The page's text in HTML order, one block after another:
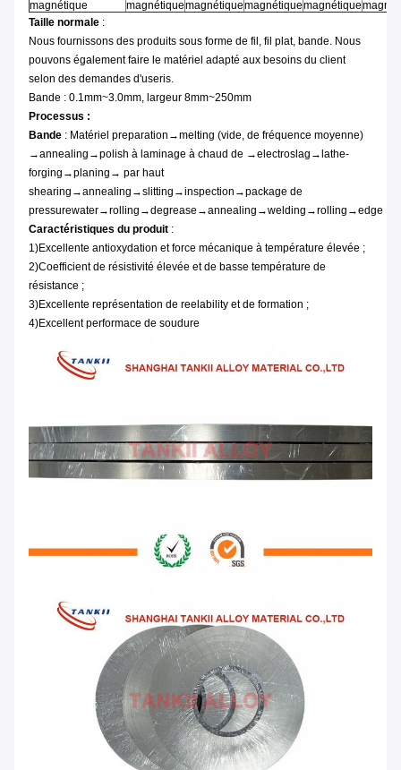
magnétique magnétiquemagnétiquemagnétiquemagnétique
Taille normale :
Nous fournissons des produits sous forme de fil, fil plat, bande. Nous
pouvons également faire le matériel adapté aux besoins du client
selon des demandes d'useris.
Bande : 0.1mm~3.0mm, largeur 8mm~250mm
Processus :
Bande : Matériel preparation→melting (vide, de fréquence moyenne)
→annealing→polish à laminage à chaud de →electroslag→lathe-
forging→planing→ par haut
shearing→annealing→slitting→inspection→package de
pressurewater→rolling→degrease→annealing→welding→rolling→edge
Caractéristiques du produit :
1)Excellente antioxydation et force mécanique à température élevée ;
2)Coefficient de résistivité élevée et de basse température de
résistance ;
3)Excellente représentation de reelability et de formation ;
4)Excellent performace de soudure